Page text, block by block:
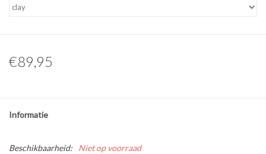
€89,95
Informatie
Beschikbaarheid: Niet op voorraad